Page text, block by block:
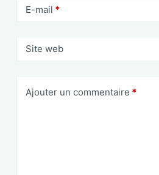
E-mail *
Site web
Ajouter un commentaire *